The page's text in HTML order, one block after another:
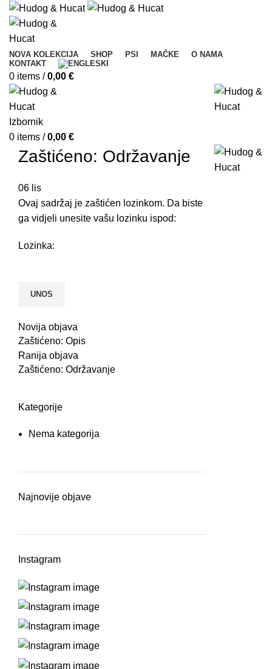
NOVA KOLEKCIJA SHOP PSI MAČKE
O NAMA
KONTAKT
0 items / 0,00 €
Izbornik
0 items / 0,00 €
Zaštićeno: Održavanje
06 lis
Ovaj sadržaj je zaštićen lozinkom. Da biste
ga vidjeli unesite vašu lozinku ispod:
Lozinka:
Novija objava
Zaštićeno: Opis
Ranija objava
Zaštićeno: Održavanje
Kategorije
Nema kategorija
Najnovije objave
Instagram